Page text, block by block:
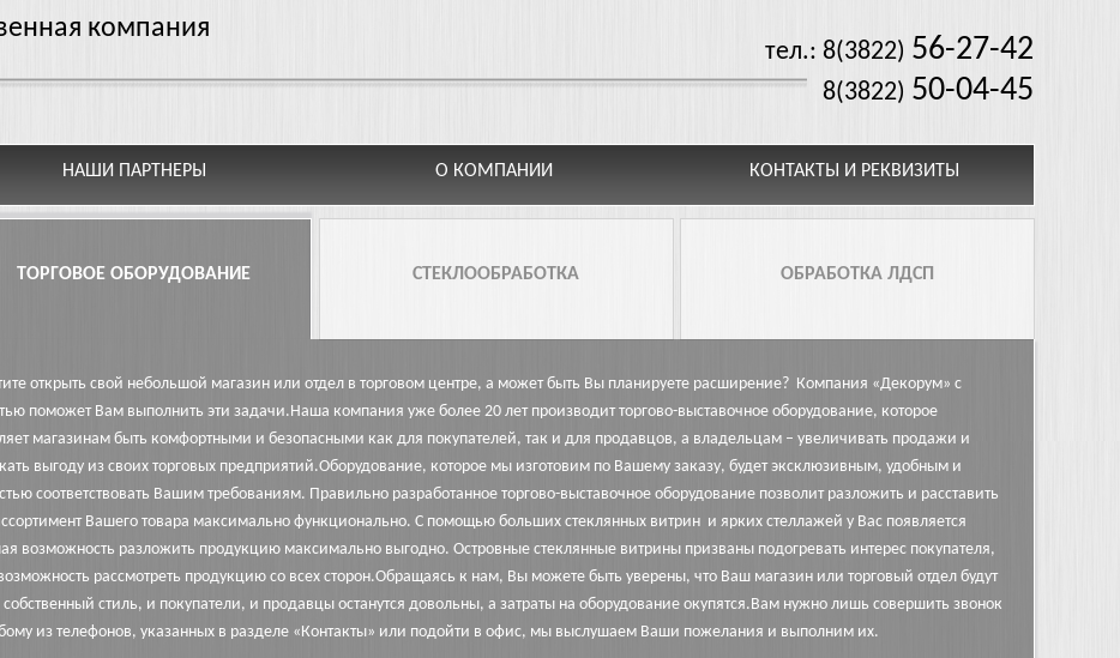
компания
тел.: 8(3822) 56-27-42
8(3822) 50-04-45
НАШИ ПАРТНЕРЫ О КОМПАНИИ КОНТАКТЫ И РЕКВИЗИТЫ
ТОРГОВОЕ ОБОРУДОВАНИЕ СТЕКЛООБРАБОТКА ОБРАБОТКА ЛДСП
открыть свой небольшой магазин или отдел в торговом центре, а может быть Вы планируете расширение? Компания «Декорум» с
поможет Вам выполнить эти задачи.Наша компания уже более 20 лет производит торгово-выставочное оборудование, которое
магазинам быть комфортными и безопасными как для покупателей, так и для продавцов, а владельцам – увеличивать продажи и
выгоду из своих торговых предприятий.Оборудование, которое мы изготовим по Вашему заказу, будет эксклюзивным, удобным и
соответствовать Вашим требованиям. Правильно разработанное торгово-выставочное оборудование позволит разложить и расставить
Вашего товара максимально функционально. С помощью больших стеклянных витрин и ярких стеллажей у Вас появляется
возможность разложить продукцию максимально выгодно. Островные стеклянные витрины призваны подогревать интерес покупателя,
рассмотреть продукцию со всех сторон.Обращаясь к нам, Вы можете быть уверены, что Ваш магазин или торговый отдел будут
собственный стиль, и покупатели, и продавцы останутся довольны, а затраты на оборудование окупятся.Вам нужно лишь совершить звонок
из телефонов, указанных в разделе «Контакты» или подойти в офис, мы выслушаем Ваши пожелания и выполним их.